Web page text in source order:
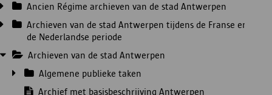
Ancien Régime archieven van de stad Antwerpen
Archieven van de stad Antwerpen tijdens de Franse en
de Nederlandse periode
Archieven van de stad Antwerpen
Algemene publieke taken
Archief met basisbeschrijving Antwerpen